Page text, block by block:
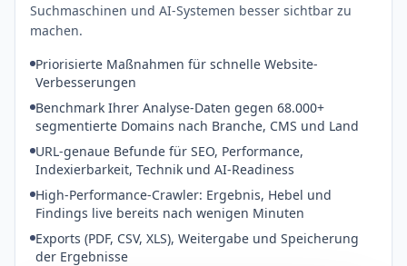
Suchmaschinen und AI-Systemen besser sichtbar zu
machen.
Priorisierte Maßnahmen für schnelle Website-
Verbesserungen
Benchmark Ihrer Analyse-Daten gegen 68.000+
segmentierte Domains nach Branche, CMS und Land
URL-genaue Befunde für SEO, Performance,
Indexierbarkeit, Technik und AI-Readiness
High-Performance-Crawler: Ergebnis, Hebel und
Findings live bereits nach wenigen Minuten
Exports (PDF, CSV, XLS), Weitergabe und Speicherung
der Ergebnisse